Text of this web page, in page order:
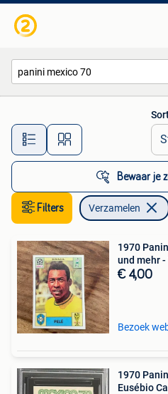
Alle
Bewaar je
Filters Verzamelen
1970
und mehr
€ 4,00
Bezoek
1970
Eusébio